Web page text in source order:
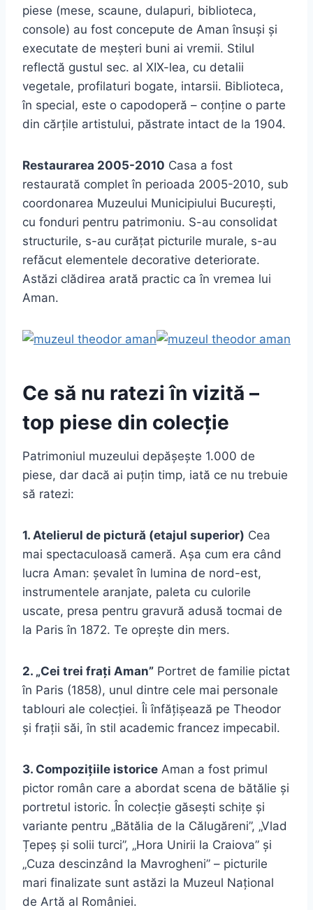
piese (mese, scaune, dulapuri, biblioteca,
console) au fost concepute de Aman însuși și
executate de meșteri buni ai vremii. Stilul
reflectă gustul sec. al XIX-lea, cu detalii
vegetale, profilaturi bogate, intarsii. Biblioteca,
în special, este o capodoperă – conține o parte
din cărțile artistului, păstrate intact de la 1904.
Restaurarea 2005-2010 Casa a fost
restaurată complet în perioada 2005-2010, sub
coordonarea Muzeului Municipiului București,
cu fonduri pentru patrimoniu. S-au consolidat
structurile, s-au curățat picturile murale, s-au
refăcut elementele decorative deteriorate.
Astăzi clădirea arată practic ca în vremea lui
Aman.
Ce să nu ratezi în vizită –
top piese din colecție
Patrimoniul muzeului depășește 1.000 de
piese, dar dacă ai puțin timp, iată ce nu trebuie
să ratezi:
1. Atelierul de pictură (etajul superior) Cea
mai spectaculoasă cameră. Așa cum era când
lucra Aman: șevalet în lumina de nord-est,
instrumentele aranjate, paleta cu culorile
uscate, presa pentru gravură adusă tocmai de
la Paris în 1872. Te oprește din mers.
2. „Cei trei frați Aman” Portret de familie pictat
în Paris (1858), unul dintre cele mai personale
tablouri ale colecției. Îi înfățișează pe Theodor
și frații săi, în stil academic francez impecabil.
3. Compozițiile istorice Aman a fost primul
pictor român care a abordat scena de bătălie și
portretul istoric. În colecție găsești schițe și
variante pentru „Bătălia de la Călugăreni”, „Vlad
Țepeș și solii turci”, „Hora Unirii la Craiova” și
„Cuza descinzând la Mavrogheni” – picturile
mari finalizate sunt astăzi la Muzeul Național
de Artă al României.